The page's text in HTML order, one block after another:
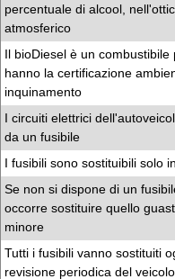
percentuale di alcool,
atmosferico
Il bioDiesel è un
hanno la certificazione
inquinamento
I circuiti elettrici
da un fusibile
I fusibili sono sostituibili solo
Se non si dispone di un
occorre sostituire quello
minore
Tutti i fusibili vanno sostituiti
revisione periodica del veicolo